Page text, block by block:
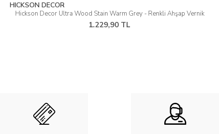
HICKSON DECOR
Hickson Decor Ultra Wood Stain Warm Grey - Renkli Ahşap Vernik
1.229,90 TL